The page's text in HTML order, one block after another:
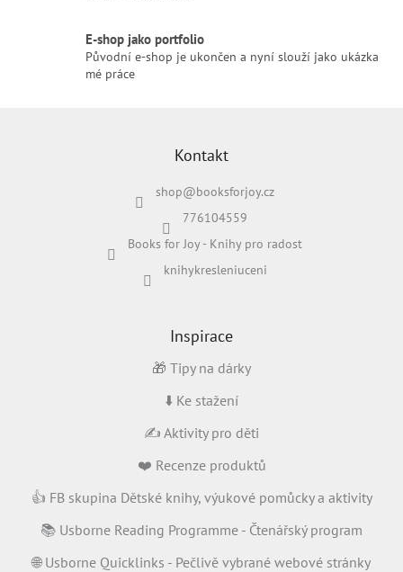
E-shop jako portfolio
Původní e-shop je ukončen a nyní slouží jako ukázka
mé práce
Kontakt
shop@booksforjoy.cz
776104559
Books for Joy - Knihy pro radost
knihykresleniuceni
Inspirace
🎁 Tipy na dárky
⬇️ Ke stažení
✍️ Aktivity pro děti
❤️ Recenze produktů
👍 FB skupina Dětské knihy, výukové pomůcky a aktivity
📚 Usborne Reading Programme - Čtenářský program
🌐 Usborne Quicklinks - Pečlivě vybrané webové stránky